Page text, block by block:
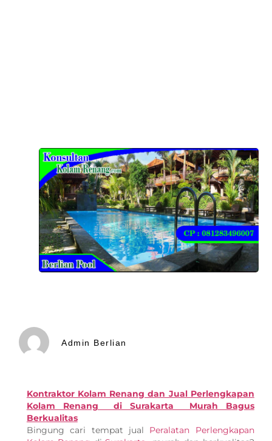
Admin Berlian
Kontraktor Kolam Renang dan Jual Perlengkapan
Kolam Renang di Surakarta Murah Bagus
Berkualitas
Bingung cari tempat jual Peralatan Perlengkapan